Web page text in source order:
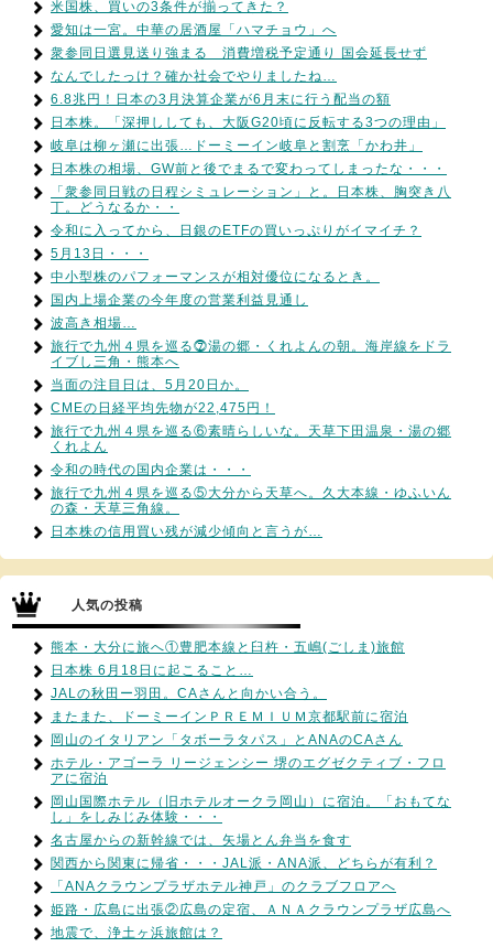
米国株、買いの3条件が揃ってきた？
愛知は一宮。中華の居酒屋「ハマチョウ」へ
衆参同日選見送り強まる 消費増税予定通り 国会延長せず
なんでしたっけ？確か社会でやりましたね…
6.8兆円！日本の3月決算企業が6月末に行う配当の額
日本株。「深押ししても、大阪G20頃に反転する3つの理由」
岐阜は柳ヶ瀬に出張…ドーミーイン岐阜と割烹「かわ井」
日本株の相場、GW前と後でまるで変わってしまったな・・・
「衆参同日戦の日程シミュレーション」と。日本株、胸突き八
丁。どうなるか・・
令和に入ってから、日銀のETFの買いっぷりがイマイチ？
5月13日・・・
中小型株のパフォーマンスが相対優位になるとき。
国内上場企業の今年度の営業利益見通し
波高き相場…
旅行で九州４県を巡る⓻湯の郷・くれよんの朝。海岸線をドラ
イブし三角・熊本へ
当面の注目日は、5月20日か。
CMEの日経平均先物が22,475円！
旅行で九州４県を巡る⑥素晴らしいな。天草下田温泉・湯の郷
くれよん
令和の時代の国内企業は・・・
旅行で九州４県を巡る⑤大分から天草へ。久大本線・ゆふいん
の森・天草三角線。
日本株の信用買い残が減少傾向と言うが…
人気の投稿
熊本・大分に旅へ①豊肥本線と臼杵・五嶋(ごしま)旅館
日本株 6月18日に起こること…
JALの秋田ー羽田。CAさんと向かい合う。
またまた、ドーミーインＰＲＥＭＩＵＭ京都駅前に宿泊
岡山のイタリアン「タボーラタパス」とANAのCAさん
ホテル・アゴーラ リージェンシー 堺のエグゼクティブ・フロ
アに宿泊
岡山国際ホテル（旧ホテルオークラ岡山）に宿泊。「おもてな
し」をしみじみ体験・・・
名古屋からの新幹線では、矢場とん弁当を食す
関西から関東に帰省・・・JAL派・ANA派、どちらが有利？
「ANAクラウンプラザホテル神戸」のクラブフロアへ
姫路・広島に出張②広島の定宿、ＡＮＡクラウンプラザ広島へ
地震で、浄土ヶ浜旅館は？